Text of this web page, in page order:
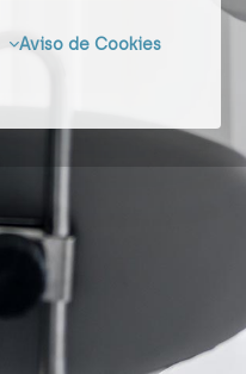
Aviso de Cookies